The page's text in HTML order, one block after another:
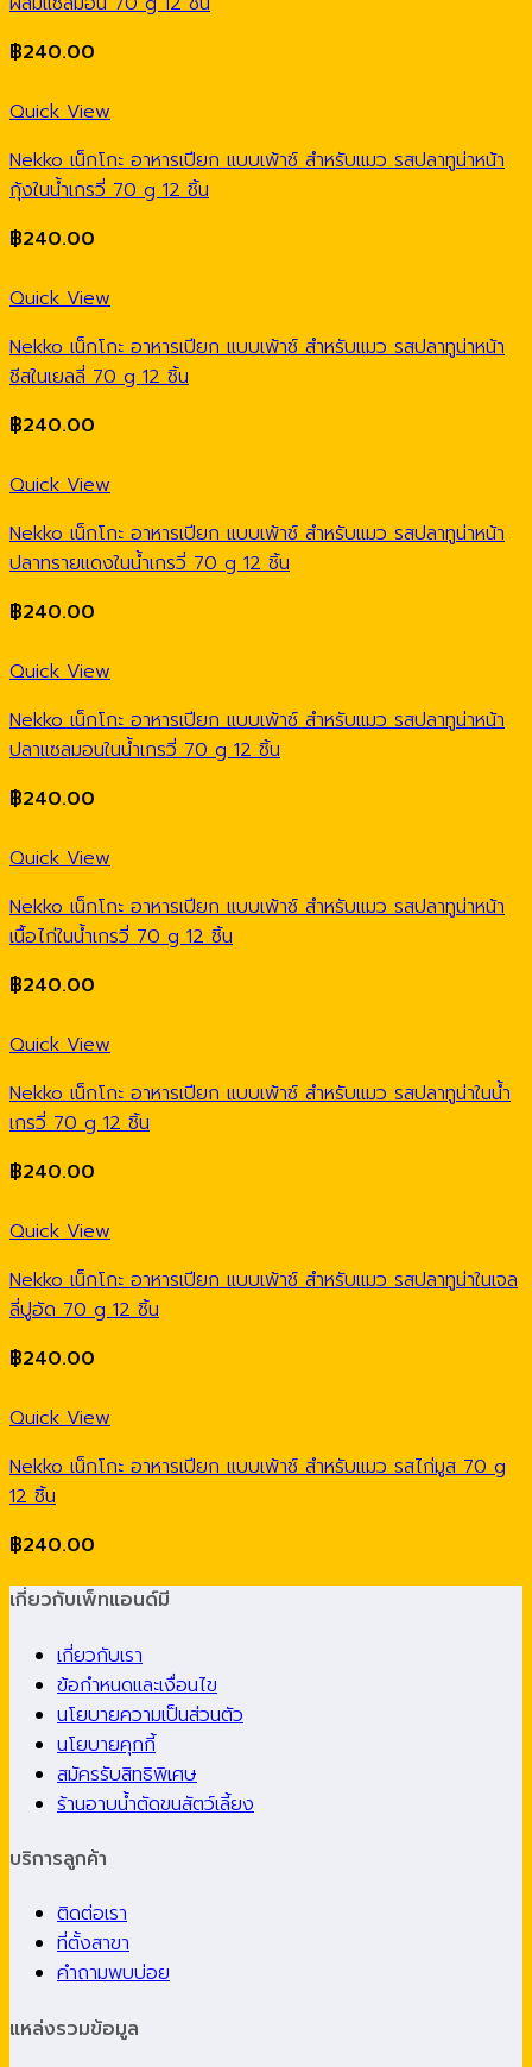
฿240.00
Quick View
Nekko เน็กโกะ อาหารเปียก แบบเพ้าช์ สำหรับแมว รสปลาทูน่าหน้า
กุ้งในน้ำเกรวี่ 70 g 12 ชิ้น
฿240.00
Quick View
Nekko เน็กโกะ อาหารเปียก แบบเพ้าช์ สำหรับแมว รสปลาทูน่าหน้า
ชีสในเยลลี่ 70 g 12 ชิ้น
฿240.00
Quick View
Nekko เน็กโกะ อาหารเปียก แบบเพ้าช์ สำหรับแมว รสปลาทูน่าหน้า
ปลาทรายแดงในน้ำเกรวี่ 70 g 12 ชิ้น
฿240.00
Quick View
Nekko เน็กโกะ อาหารเปียก แบบเพ้าช์ สำหรับแมว รสปลาทูน่าหน้า
ปลาแซลมอนในน้ำเกรวี่ 70 g 12 ชิ้น
฿240.00
Quick View
Nekko เน็กโกะ อาหารเปียก แบบเพ้าช์ สำหรับแมว รสปลาทูน่าหน้า
เนื้อไก่ในน้ำเกรวี่ 70 g 12 ชิ้น
฿240.00
Quick View
Nekko เน็กโกะ อาหารเปียก แบบเพ้าช์ สำหรับแมว รสปลาทูน่าในน้ำ
เกรวี่ 70 g 12 ชิ้น
฿240.00
Quick View
Nekko เน็กโกะ อาหารเปียก แบบเพ้าช์ สำหรับแมว รสปลาทูน่าในเจล
ลี่ปูอัด 70 g 12 ชิ้น
฿240.00
Quick View
Nekko เน็กโกะ อาหารเปียก แบบเพ้าช์ สำหรับแมว รสไก่มูส 70 g
12 ชิ้น
฿240.00
เกี่ยวกับเพ็ทแอนด์มี
เกี่ยวกับเรา
ข้อกำหนดและเงื่อนไข
นโยบายความเป็นส่วนตัว
นโยบายคุกกี้
สมัครรับสิทธิพิเศษ
ร้านอาบน้ำตัดขนสัตว์เลี้ยง
บริการลูกค้า
ติดต่อเรา
ที่ตั้งสาขา
คำถามพบบ่อย
แหล่งรวมข้อมูล